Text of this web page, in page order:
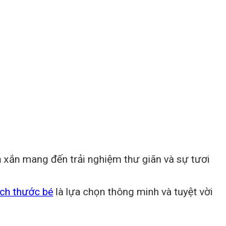
xắn mang đến trải nghiệm thư giãn và sự tươi
thước bé là lựa chọn thông minh và tuyệt vời